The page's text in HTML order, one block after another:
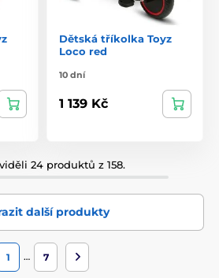
Dětská tříkolka Toyz
Loco red
10 dní
1 139 Kč
24 produktů z 158.
další produkty
1 … 7